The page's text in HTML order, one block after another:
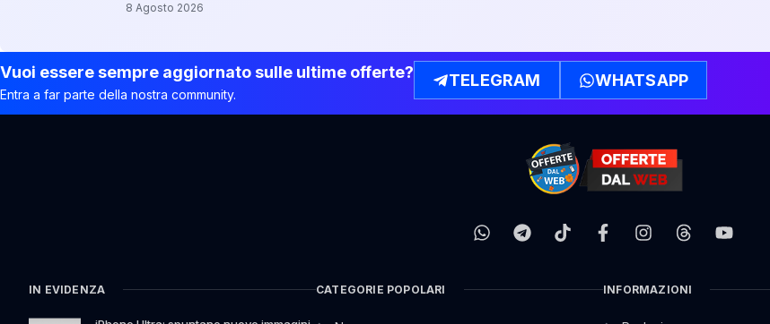
8 Agosto 2026
Vuoi essere sempre aggiornato sulle ultime offerte?
Entra a far parte della nostra community.
TELEGRAM WHATSAPP
IN EVIDENZA CATEGORIE POPOLARI INFORMAZIONI